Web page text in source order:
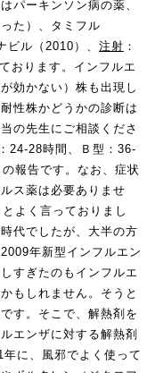
パーキンソン病の薬、
た）、タミフル
ビル（2010）、 注射 ：
おります。インフルエ
効かない）株も出現し
性株かどうかの診断は
の先生にご相談くださ
24-28時間、Ｂ型：36-
報告です。なお、症状
ス薬は必要ありませ
よく言っておりまし
代でしたが、大半の方
年新型インフルエン
すぎたのもインフルエ
もしれません。そうと
す。そこで、解熱剤を
エンザに対する解熱剤
に、風邪でよく使って